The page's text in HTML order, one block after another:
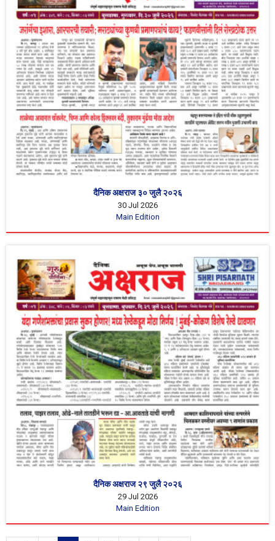
दैनिक अक्षराज ३० जुलै २०२६
30 Jul 2026
Main Edition
दैनिक अक्षराज २९ जुलै २०२६
29 Jul 2026
Main Edition